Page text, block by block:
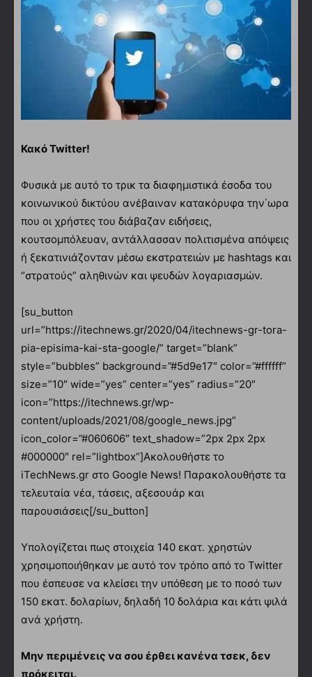
Κακό Twitter!
Φυσικά με αυτό το τρικ τα διαφημιστικά έσοδα του
κοινωνικού δικτύου ανέβαιναν κατακόρυφα την΄ωρα
που οι χρήστες του διάβαζαν ειδήσεις,
κουτσομπόλευαν, αντάλλασσαν πολιτισμένα απόψεις
ή ξεκατινιάζονταν μέσω εκστρατειών με hashtags και
“στρατούς” αληθινών και ψευδών λογαριασμών.
[su_button
url=”https://itechnews.gr/2020/04/itechnews-gr-tora-
pia-episima-kai-sta-google/” target=”blank”
style=”bubbles” background=”#5d9e17″ color=”#ffffff”
size=”10″ wide=”yes” center=”yes” radius=”20″
icon=”https://itechnews.gr/wp-
content/uploads/2021/08/google_news.jpg”
icon_color=”#060606″ text_shadow=”2px 2px 2px
#000000″ rel=”lightbox”]Ακολουθήστε το
iTechNews.gr στο Google News! Παρακολουθήστε τα
τελευταία νέα, τάσεις, αξεσουάρ και
παρουσιάσεις[/su_button]
Υπολογίζεται πως στοιχεία 140 εκατ. χρηστών
χρησιμοποιήθηκαν με αυτό τον τρόπο από το Twitter
που έσπευσε να κλείσει την υπόθεση με το ποσό των
150 εκατ. δολαρίων, δηλαδή 10 δολάρια και κάτι ψιλά
ανά χρήστη.
Μην περιμένεις να σου έρθει κανένα τσεκ, δεν
πρόκειται.